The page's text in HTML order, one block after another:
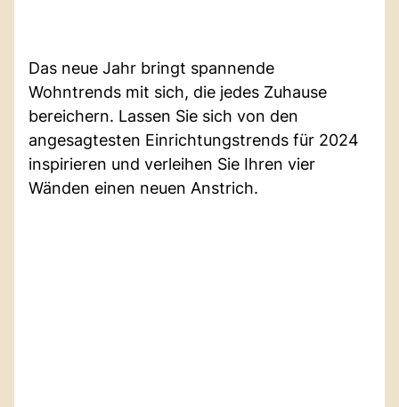
Das neue Jahr bringt spannende
Wohntrends mit sich, die jedes Zuhause
bereichern. Lassen Sie sich von den
angesagtesten Einrichtungstrends für 2024
inspirieren und verleihen Sie Ihren vier
Wänden einen neuen Anstrich.